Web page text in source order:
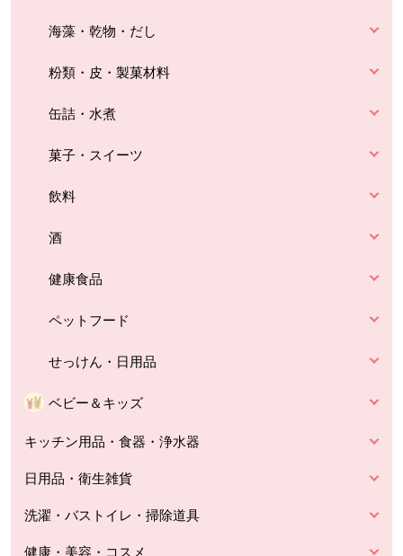
海藻・乾物・だし
粉類・皮・製菓材料
缶詰・水煮
菓子・スイーツ
飲料
酒
健康食品
ペットフード
せっけん・日用品
ベビー＆キッズ
キッチン用品・食器・浄水器
日用品・衛生雑貨
洗濯・バストイレ・掃除道具
健康・美容・コスメ